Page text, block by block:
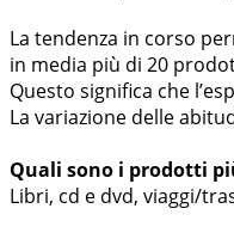
La tendenza in corso
in media più di 20
Questo significa che
La variazione delle
Quali sono i prodotti
Libri, cd e dvd, viaggi/